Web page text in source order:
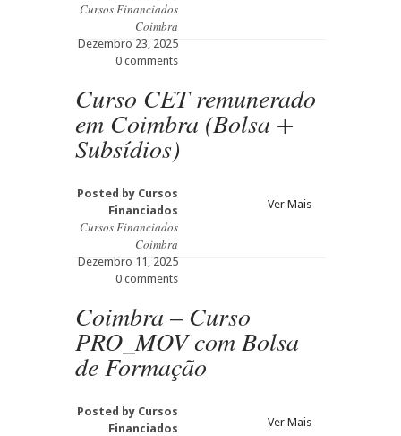
Cursos Financiados
Coimbra
Dezembro 23, 2025
0 comments
Curso CET remunerado
em Coimbra (Bolsa +
Subsídios)
Posted by Cursos
Financiados
Cursos Financiados
Coimbra
Dezembro 11, 2025
0 comments
Ver Mais
Coimbra – Curso
PRO_MOV com Bolsa
de Formação
Posted by Cursos
Financiados
Ver Mais